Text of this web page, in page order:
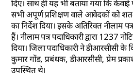
दिए। साथ ही यह भी बताया गया कि
सभी अपूर्ण प्रशिक्षण वाले आवेदकों को शत-
का निर्देश दिया। इसके अतिरिक्त नीलाम
हैं। नीलाम पत्र पदाधिकारी द्वारा 1237
दिया। जिला पदाधिकारी ने डीआरसीसी
कुमार गोंड, प्रबंधक, डीआरसीसी, प्रेम
उपस्थित थे।